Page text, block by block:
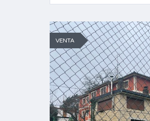
VENTA